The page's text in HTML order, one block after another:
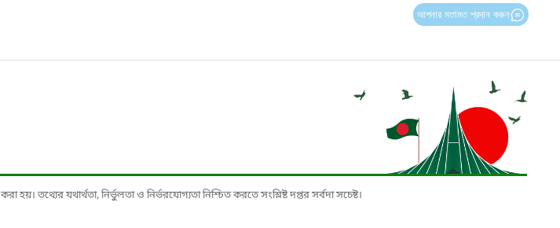
আপনার মতামত প্রদান করুন
তথ্যের যথার্থতা, নির্ভুলতা ও নির্ভরযোগ্যতা নিশ্চিত করতে সংশ্লিষ্ট দপ্তর সর্বদা সচেষ্ট।